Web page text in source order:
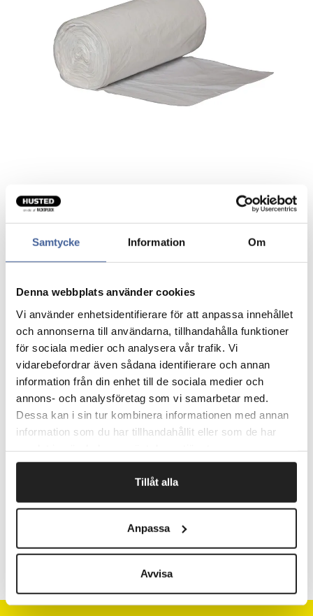
Samtycke Information Om
Denna webbplats använder cookies
Vi använder enhetsidentifierare för att anpassa innehållet
och annonserna till användarna, tillhandahålla funktioner
för sociala medier och analysera vår trafik. Vi
vidarebefordrar även sådana identifierare och annan
information från din enhet till de sociala medier och
annons- och analysföretag som vi samarbetar med.
Dessa kan i sin tur kombinera informationen med annan
information som du har tillhandahållit eller som de har
Tillåt alla
Anpassa
Avvisa
Pose til Papirkurv Hvid HD
Slidstærk pose til papirkurv.
Velegnet til alle typer lettere affald.
Ved forbrænding dannes kun kuldioxid og vand.
100 stk/rulle. 10 ruller/fp. I alt 1000 poser/enhed
Fragtfrit når du handler for 1.900,-
Afsendelse samme dag ved bestilling
inden kl 10
B x L mm
535730